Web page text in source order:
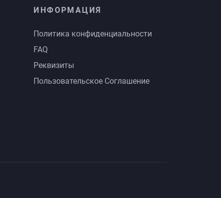
ИНФОРМАЦИЯ
Политика конфиденциальности
FAQ
Реквизиты
Пользовательское Соглашение